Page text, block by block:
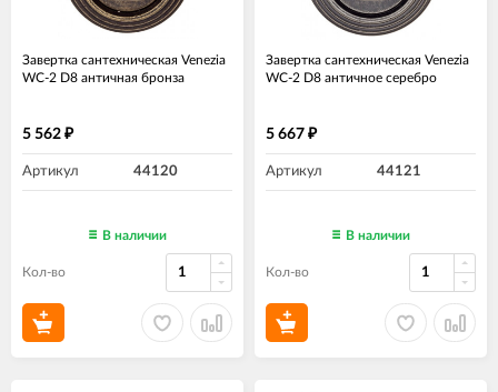
Завертка сантехническая Venezia
WC-2 D8 античная бронза
5 562 ₽
Артикул 44120
В наличии
Кол-во
Завертка сантехническая Venezia
WC-2 D8 античное серебро
5 667 ₽
Артикул 44121
В наличии
Кол-во